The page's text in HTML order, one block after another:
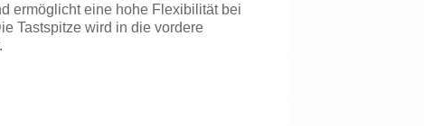
ermöglicht eine hohe Flexibilität bei
Tastspitze wird in die vordere